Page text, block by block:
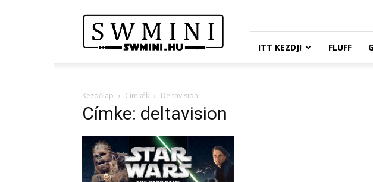
Wars
Miniatures
Portál
ITT KEZDJ! FLUFF
Kezdőlap Címkék Deltavision
Címke: deltavision